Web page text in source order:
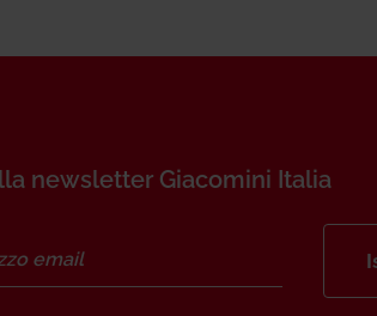
newsletter Giacomini Italia